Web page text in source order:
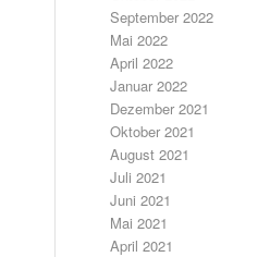
September 2022
Mai 2022
April 2022
Januar 2022
Dezember 2021
Oktober 2021
August 2021
Juli 2021
Juni 2021
Mai 2021
April 2021